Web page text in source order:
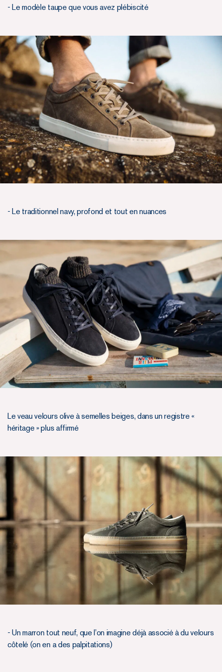
- Le modèle taupe que vous avez plébiscité
- Le traditionnel navy, profond et tout en nuances
Le veau velours olive à semelles beiges, dans un registre «
héritage » plus affirmé
- Un marron tout neuf, que l’on imagine déjà associé à du velours
côtelé (on en a des palpitations)